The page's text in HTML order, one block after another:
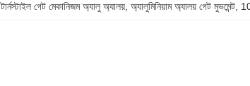
টার্নস্টাইল গেট মেকানিজম অ্যালু অ্যালয় , অ্যালুমিনিয়াম অ্যালয় গেট মুভমেন্ট